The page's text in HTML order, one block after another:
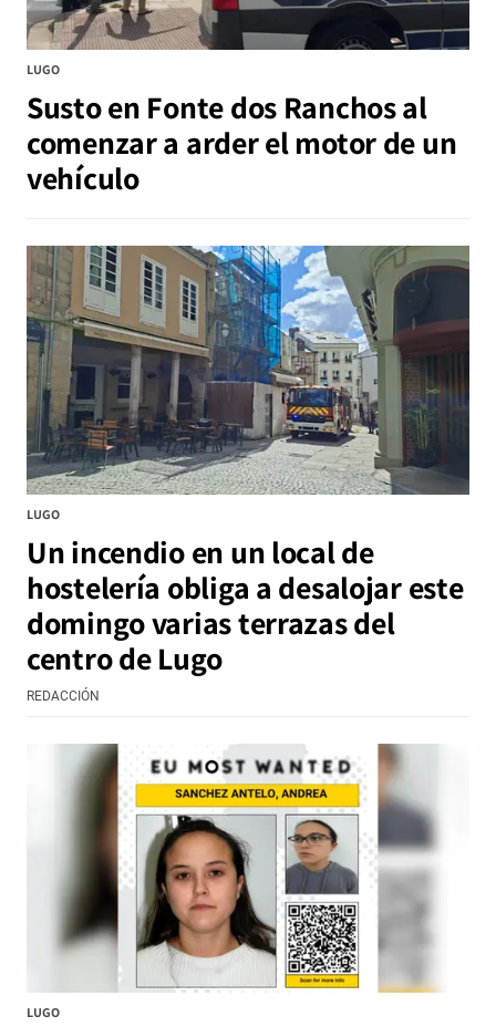
LUGO
Susto en Fonte dos Ranchos al
comenzar a arder el motor de un
vehículo
LUGO
Un incendio en un local de
hostelería obliga a desalojar este
domingo varias terrazas del
centro de Lugo
REDACCIÓN
LUGO